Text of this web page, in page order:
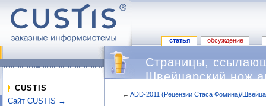
статья обсуждение
CUSTIS
Сайт CUSTIS →
Страницы,
Швейцарский нож
← ADD-2011 (Рецензии Стаса Фомина)/